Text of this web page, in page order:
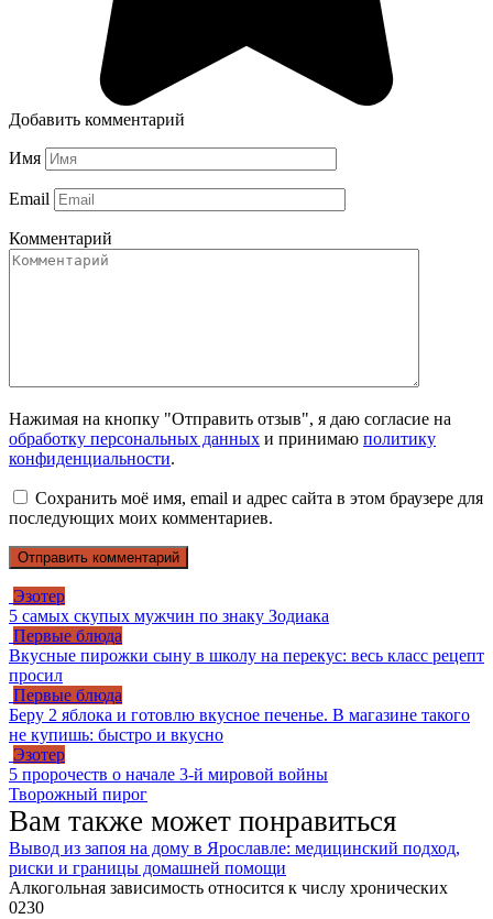
Добавить комментарий
Имя
Email
Комментарий
Нажимая на кнопку "Отправить отзыв", я даю согласие на
обработку персональных данных и принимаю политику
конфиденциальности.
Сохранить моё имя, email и адрес сайта в этом браузере для
последующих моих комментариев.
Эзотер
5 самых скупых мужчин по знаку Зодиака
Первые блюда
Вкусные пирожки сыну в школу на перекус: весь класс рецепт
просил
Первые блюда
Беру 2 яблока и готовлю вкусное печенье. В магазине такого
не купишь: быстро и вкусно
Эзотер
5 пророчеств о начале 3-й мировой войны
Творожный пирог
Вам также может понравиться
Вывод из запоя на дому в Ярославле: медицинский подход,
риски и границы домашней помощи
Алкогольная зависимость относится к числу хронических
0230